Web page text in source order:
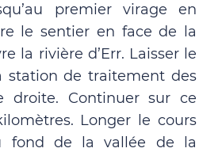
premier virage en
le sentier en face de la
la rivière d’Err. Laisser le
station de traitement des
droite. Continuer sur ce
Longer le cours
fond de la vallée de la